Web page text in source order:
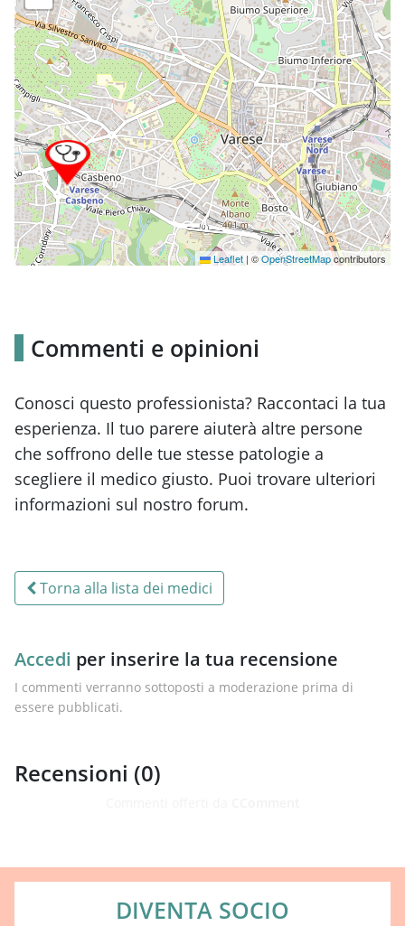
Leaflet | ©OpenStreetMapcontributors
Commenti e opinioni
Conosci questo professionista? Raccontaci la tua
esperienza. Il tuo parere aiuterà altre persone
che soffrono delle tue stesse patologie a
scegliere il medico giusto. Puoi trovare ulteriori
informazioni sul nostro forum.
Torna alla lista dei medici
Accedi per inserire la tua recensione
I commenti verranno sottoposti a moderazione prima di
essere pubblicati.
Recensioni (0)
DIVENTA SOCIO